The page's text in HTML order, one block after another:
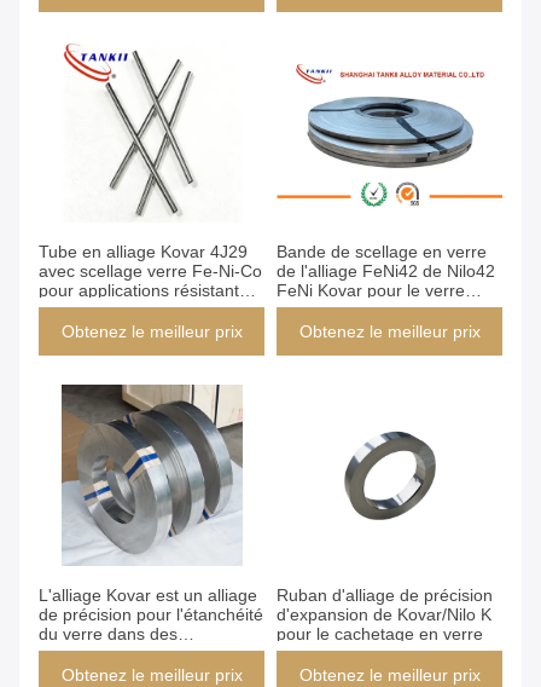
Tube en alliage Kovar 4J29
avec scellage verre Fe-Ni-Co
pour applications résistantes
à la corrosion en taille
4,5x1,5 mm
Obtenez le meilleur prix
Bande de scellage en verre
de l'alliage FeNi42 de Nilo42
FeNi Kovar pour le verre
scellé faisant le matériel
Obtenez le meilleur prix
L'alliage Kovar est un alliage
de précision pour l'étanchéité
du verre dans des
applications de haute fiabilité.
Obtenez le meilleur prix
Ruban d'alliage de précision
d'expansion de Kovar/Nilo K
pour le cachetage en verre
Obtenez le meilleur prix